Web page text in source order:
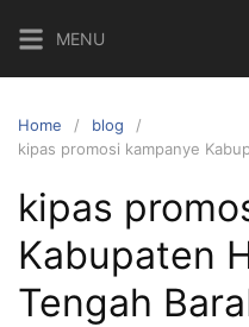
content
MENU
Home
blog
kipas promosi kampanye
kipas
Kabupaten
Tengah